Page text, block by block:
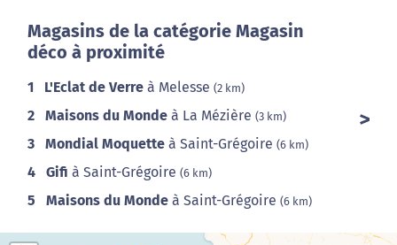
Magasins de la catégorie Magasin
déco à proximité
1 L'Eclat de Verre à Melesse (2 km)
2 Maisons du Monde à La Mézière (3 km)
3 Mondial Moquette à Saint-Grégoire (6 km)
4 Gifi à Saint-Grégoire (6 km)
5 Maisons du Monde à Saint-Grégoire (6 km)